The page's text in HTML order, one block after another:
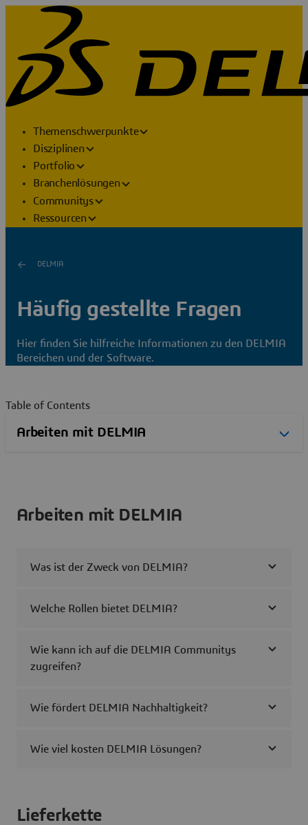
Themenschwerpunkte
Disziplinen
Portfolio
Branchenlösungen
Communitys
Ressourcen
DELMIA
Häufig gestellte Fragen
Hier finden Sie hilfreiche Informationen zu den DELMIA
Bereichen und der Software.
Table of Contents
Arbeiten mit DELMIA
Was ist der Zweck von DELMIA?
Welche Rollen bietet DELMIA?
Wie kann ich auf die DELMIA Communitys
zugreifen?
Wie fördert DELMIA Nachhaltigkeit?
Wie viel kosten DELMIA Lösungen?
Lieferkette